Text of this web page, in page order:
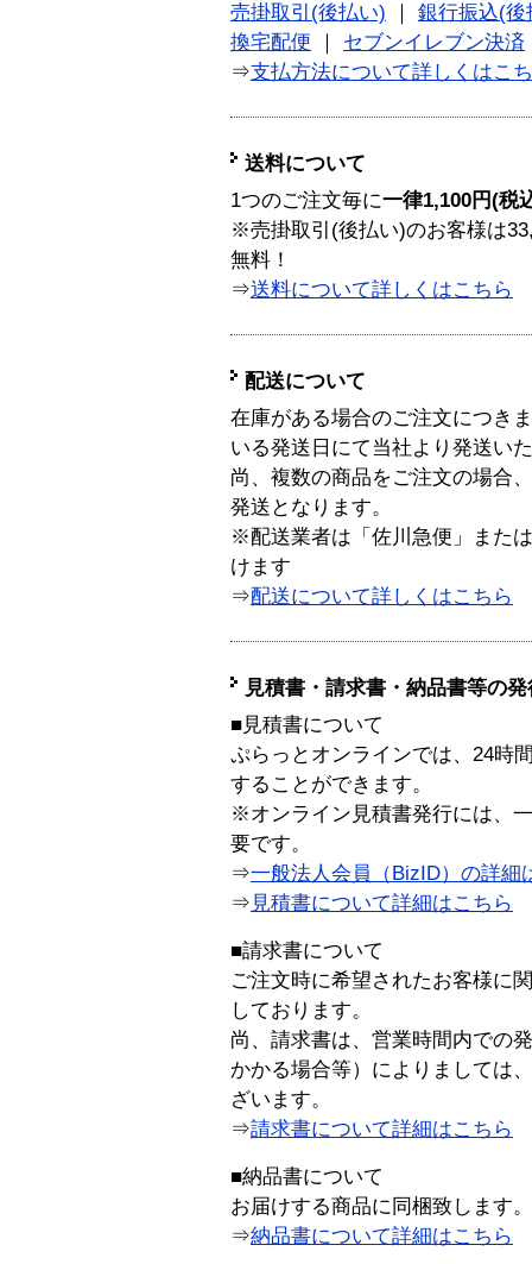
売掛取引(後払い)
銀行振込(後
換宅配便
セブンイレブン決済
⇒支払方法について詳しくはこ
送料について
1つのご注文毎に一律1,100円(税
※売掛取引(後払い)のお客様は
無料！
⇒送料について詳しくはこちら
配送について
在庫がある場合のご注文につき
いる発送日にて当社より発送い
尚、複数の商品をご注文の場合
発送となります。
※配送業者は「佐川急便」また
けます
⇒配送について詳しくはこちら
見積書・請求書・納品書等の
■見積書について
ぷらっとオンラインでは、24時
することができます。
※オンライン見積書発行には、
要です。
⇒一般法人会員（BizID）の詳細
⇒ 見積書について詳細はこちら
■請求書について
ご注文時に希望されたお客様に
しております。
尚、請求書は、営業時間内での
かかる場合等）によりましては
ざいます。
⇒請求書について詳細はこちら
■納品書について
お届けする商品に同梱致します。
⇒納品書について詳細はこちら